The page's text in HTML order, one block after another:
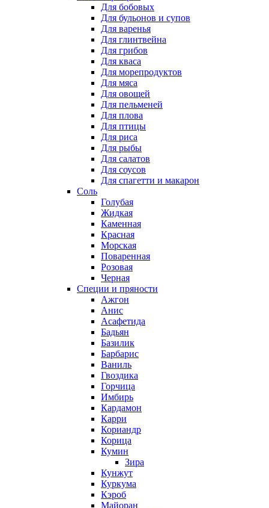
Для бобовых
Для бульонов и супов
Для варенья
Для глинтвейна
Для грибов
Для кваса
Для морепродуктов
Для мяса
Для овощей
Для пельменей
Для плова
Для птицы
Для риса
Для рыбы
Для салатов
Для соусов
Для спагетти и макарон
Соль
Голубая
Жидкая
Каменная
Красная
Морская
Поваренная
Розовая
Черная
Специи и пряности
Ажгон
Анис
Асафетида
Бадьян
Базилик
Барбарис
Ваниль
Гвоздика
Горчица
Имбирь
Кардамон
Карри
Кориандр
Корица
Кумин
Зира
Кунжут
Куркума
Кэроб
Майоран